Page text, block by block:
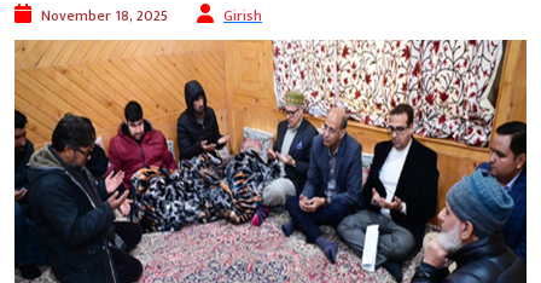
November 18, 2025 Girish